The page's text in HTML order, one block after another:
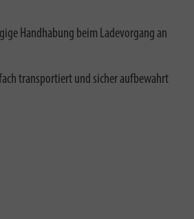
Handhabung beim Ladevorgang an
transportiert und sicher aufbewahrt